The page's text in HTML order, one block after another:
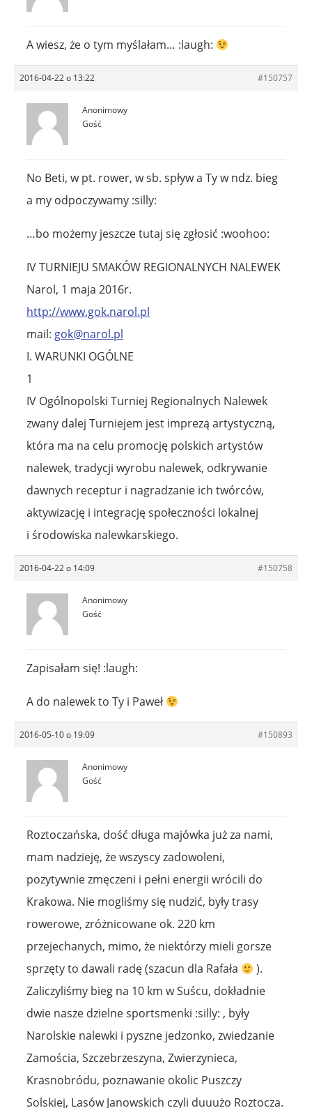
A wiesz, że o tym myślałam… :laugh:
2016-04-22 o 13:22 #150757
Anonimowy
Gość
No Beti, w pt. rower, w sb. spływ a Ty w ndz. bieg
a my odpoczywamy :silly:
…bo możemy jeszcze tutaj się zgłosić :woohoo:
IV TURNIEJU SMAKÓW REGIONALNYCH NALEWEK
Narol, 1 maja 2016r.
http://www.gok.narol.pl
mail: gok@narol.pl
I. WARUNKI OGÓLNE
1
IV Ogólnopolski Turniej Regionalnych Nalewek
zwany dalej Turniejem jest imprezą artystyczną,
która ma na celu promocję polskich artystów
nalewek, tradycji wyrobu nalewek, odkrywanie
dawnych receptur i nagradzanie ich twórców,
aktywizację i integrację społeczności lokalnej
i środowiska nalewkarskiego.
2016-04-22 o 14:09 #150758
Anonimowy
Gość
Zapisałam się! :laugh:
A do nalewek to Ty i Paweł
2016-05-10 o 19:09 #150893
Anonimowy
Gość
Roztoczańska, dość długa majówka już za nami,
mam nadzieję, że wszyscy zadowoleni,
pozytywnie zmęczeni i pełni energii wrócili do
Krakowa. Nie mogliśmy się nudzić, były trasy
rowerowe, zróżnicowane ok. 220 km
przejechanych, mimo, że niektórzy mieli gorsze
sprzęty to dawali radę (szacun dla Rafała
).
Zaliczyliśmy bieg na 10 km w Suścu, dokładnie
dwie nasze dzielne sportsmenki :silly: , były
Narolskie nalewki i pyszne jedzonko, zwiedzanie
Zamościa, Szczebrzeszyna, Zwierzynieca,
Krasnobródu, poznawanie okolic Puszczy
Solskiej, Lasów Janowskich czyli duuużo Roztocza.